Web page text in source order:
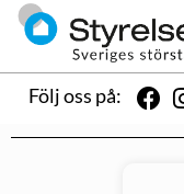
Följ oss på: